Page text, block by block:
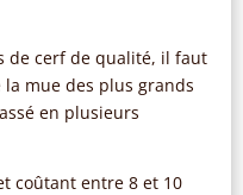
de cerf de qualité, il faut
mue des plus grands
en plusieurs
coûtant entre 8 et 10